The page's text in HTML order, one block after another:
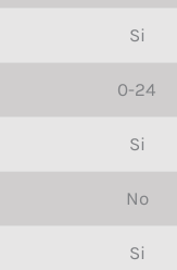
Si
0-24
Si
No
Si